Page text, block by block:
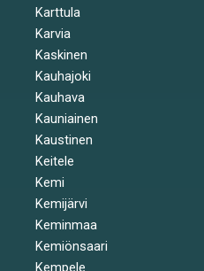
Karttula
Karvia
Kaskinen
Kauhajoki
Kauhava
Kauniainen
Kaustinen
Keitele
Kemi
Kemijärvi
Keminmaa
Kemiönsaari
Kempele